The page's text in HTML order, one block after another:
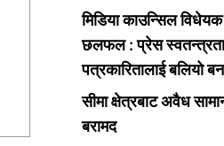
मिडिया काउन्सिल विधेयक
छलफल : प्रेस स्वतन्त्रता
पत्रकारितालाई बलियो
सीमा क्षेत्रबाट अवैध
बरामद